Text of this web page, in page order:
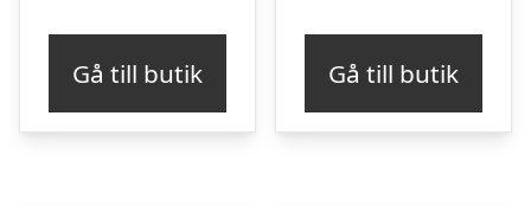
Gå till butik Gå till butik